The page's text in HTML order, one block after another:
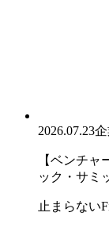
2026.07.23
【ベンチ
ック・サミ
止まらない